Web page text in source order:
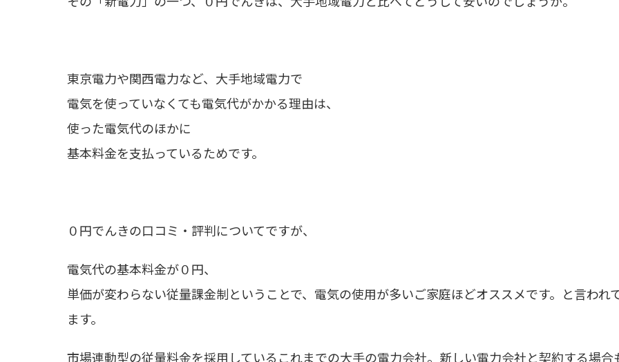
東京電力や関西電力など、大手地域電力で
電気を使っていなくても電気代がかかる理由は、
使った電気代のほかに
基本料金を支払っているためです。
０円でんきの口コミ・評判についてですが、
電気代の基本料金が０円、
単価が変わらない従量課金制ということで、電気の使用が多いご家庭ほどオススメです。と言われ
ます。
市場連動型の従量料金を採用しているこれまでの大手の電力会社。新しい電力会社と契約する場合